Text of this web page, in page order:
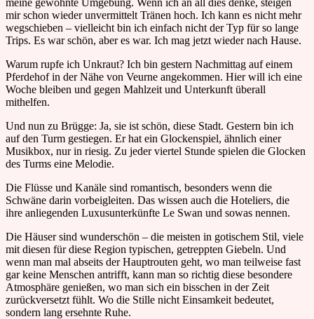
mir schon wieder unvermittelt Tränen hoch. Ich kann es nicht mehr
wegschieben – vielleicht bin ich einfach nicht der Typ für so lange
Trips. Es war schön, aber es war. Ich mag jetzt wieder nach Hause.
Warum rupfe ich Unkraut? Ich bin gestern Nachmittag auf einem
Pferdehof in der Nähe von Veurne angekommen. Hier will ich eine
Woche bleiben und gegen Mahlzeit und Unterkunft überall
mithelfen.
Und nun zu Brügge: Ja, sie ist schön, diese Stadt. Gestern bin ich
auf den Turm gestiegen. Er hat ein Glockenspiel, ähnlich einer
Musikbox, nur in riesig. Zu jeder viertel Stunde spielen die Glocken
des Turms eine Melodie.
Die Flüsse und Kanäle sind romantisch, besonders wenn die
Schwäne darin vorbeigleiten. Das wissen auch die Hoteliers, die
ihre anliegenden Luxusunterkünfte Le Swan und sowas nennen.
Die Häuser sind wunderschön – die meisten in gotischem Stil, viele
mit diesen für diese Region typischen, getreppten Giebeln. Und
wenn man mal abseits der Hauptrouten geht, wo man teilweise fast
gar keine Menschen antrifft, kann man so richtig diese besondere
Atmosphäre genießen, wo man sich ein bisschen in der Zeit
zurückversetzt fühlt. Wo die Stille nicht Einsamkeit bedeutet,
sondern lang ersehnte Ruhe.